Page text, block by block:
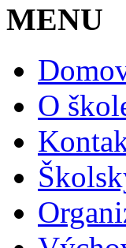
MENU
O